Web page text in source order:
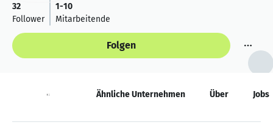
32
Follower
1-10
Mitarbeitende
Folgen
Neuigkeiten Ähnliche Unternehmen Über Jobs